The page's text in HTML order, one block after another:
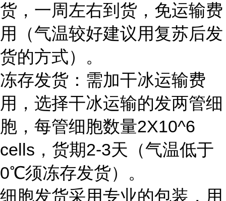
货，一周左右到货，免运输费
用（气温较好建议用复苏后发
货的方式）。
冻存发货：需加干冰运输费
用，选择干冰运输的发两管细
胞，每管细胞数量2X10^6
cells，货期2-3天（气温低于
0℃须冻存发货）。
细胞发货采用专业的包装，用